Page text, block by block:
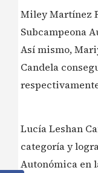
Miley Martínez
Subcampeona
Así mismo,
Candela
Lucía Leshan
categoría y
Autonómica en